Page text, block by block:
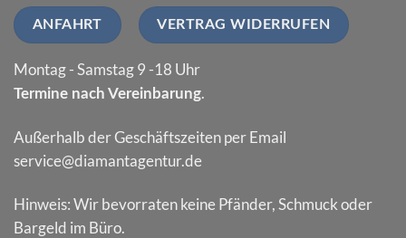
ANFAHRT VERTRAG WIDERRUFEN
Montag - Samstag 9 -18 Uhr
Termine nach Vereinbarung.
Außerhalb der Geschäftszeiten per Email
service@diamantagentur.de
Hinweis: Wir bevorraten keine Pfänder, Schmuck oder
Bargeld im Büro.